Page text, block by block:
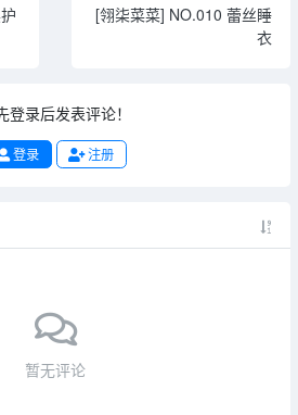
[翎柒菜菜] NO.010 蕾丝睡
衣
登录后发表评论！
登录 注册
暂无评论